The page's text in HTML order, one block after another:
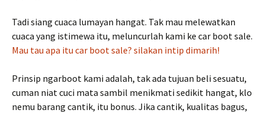
Tadi siang cuaca lumayan hangat. Tak mau melewatkan
cuaca yang istimewa itu, meluncurlah kami ke car boot sale.
Mau tau apa itu car boot sale? silakan intip dimarih!
Prinsip ngarboot kami adalah, tak ada tujuan beli sesuatu,
cuman niat cuci mata sambil menikmati sedikit hangat, klo
nemu barang cantik, itu bonus. Jika cantik, kualitas bagus,